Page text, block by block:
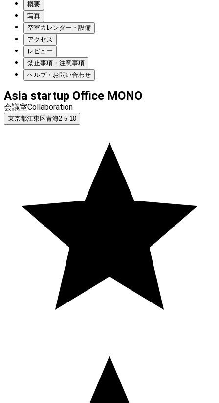
概要
写真
空室カレンダー・設備
アクセス
レビュー
禁止事項・注意事項
ヘルプ・お問い合わせ
Asia startup Office MONO
会議室Collaboration
東京都江東区青海2-5-10